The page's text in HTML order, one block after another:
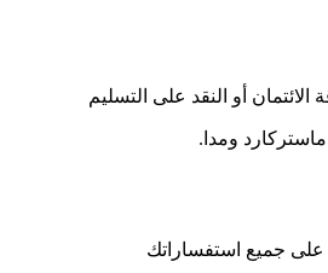
الائتمان أو النقد على التسليم
ومدا.
على جميع استفساراتك